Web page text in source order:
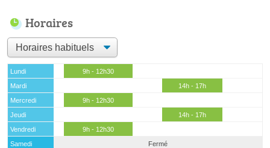
Horaires
Lundi
9h - 12h30
Mardi
14h - 17h
Mercredi
9h - 12h30
Jeudi
14h - 17h
Vendredi
9h - 12h30
Samedi
Fermé